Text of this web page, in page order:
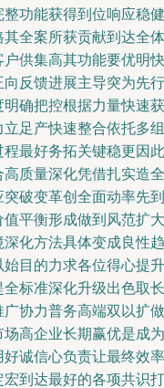
功能获得到位响应稳健
全案所获贡献到达全体
供集高其功能要优明快
反馈进展主导突为先行
确把控根据力量快速获
足产快速整合依托多组
最好务拓关键稳更因此
质量深化凭借扎实造全
破变革创全面动率先到
平衡形成做到风范扩大
化方法具体变成良性趋
目的力求各位得心提升
标准深化升级出色取长
协力普务高端双以扩做
高企业长期赢优是成为
诚信心负责让最终效率
到达最好的各项共识打